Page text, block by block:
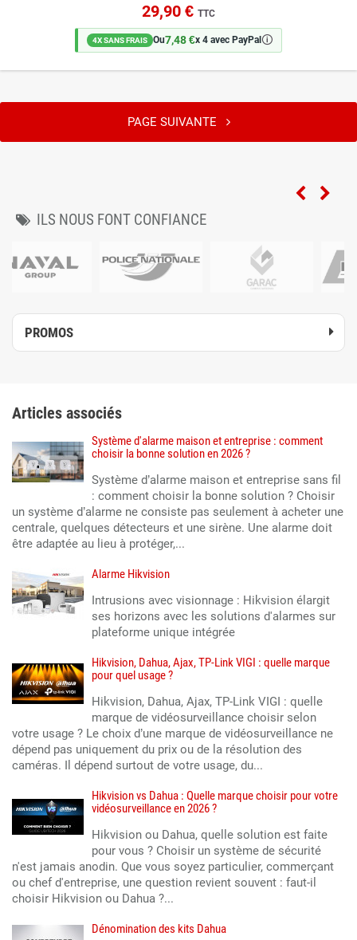
29,90 € TTC
4X SANS FRAIS Ou7,48 €x 4 avec PayPal🛈
PAGE SUIVANTE
ILS NOUS FONT CONFIANCE
PROMOS
Articles associés
Système d'alarme maison et entreprise : comment
choisir la bonne solution en 2026 ?
Système d’alarme maison et entreprise sans fil
: comment choisir la bonne solution ? Choisir
un système d’alarme ne consiste pas seulement à acheter une
centrale, quelques détecteurs et une sirène. Une alarme doit
être adaptée au lieu à protéger,...
Alarme Hikvision
Intrusions avec visionnage : Hikvision élargit
ses horizons avec les solutions d'alarmes sur
plateforme unique intégrée
Hikvision, Dahua, Ajax, TP-Link VIGI : quelle marque
pour quel usage ?
Hikvision, Dahua, Ajax, TP-Link VIGI : quelle
marque de vidéosurveillance choisir selon
votre usage ? Le choix d’une marque de vidéosurveillance ne
dépend pas uniquement du prix ou de la résolution des
caméras. Il dépend surtout de votre usage, du...
Hikvision vs Dahua : Quelle marque choisir pour votre
vidéosurveillance en 2026 ?
Hikvision ou Dahua, quelle solution est faite
pour vous ? Choisir un système de sécurité
n'est jamais anodin. Que vous soyez particulier, commerçant
ou chef d'entreprise, une question revient souvent : faut-il
choisir Hikvision ou Dahua ?...
Dénomination des kits Dahua